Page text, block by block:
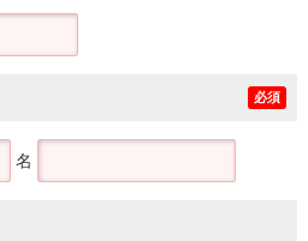
必須
名